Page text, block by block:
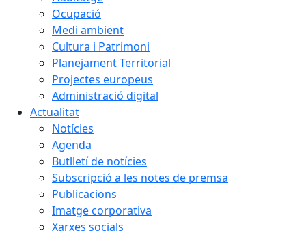
Ocupació
Medi ambient
Cultura i Patrimoni
Planejament Territorial
Projectes europeus
Administració digital
Actualitat
Notícies
Agenda
Butlletí de notícies
Subscripció a les notes de premsa
Publicacions
Imatge corporativa
Xarxes socials